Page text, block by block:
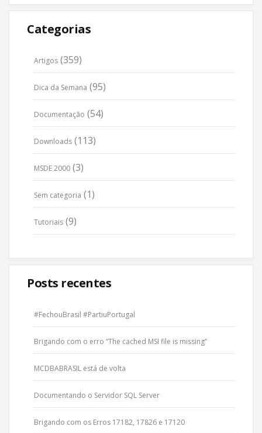
Categorias
Artigos (359)
Dica da Semana (95)
Documentação (54)
Downloads (113)
MSDE 2000 (3)
Sem categoria (1)
Tutoriais (9)
Posts recentes
#FechouBrasil #PartiuPortugal
Brigando com o erro “The cached MSI file is missing”
MCDBABRASIL está de volta
Documentando o Servidor SQL Server
Brigando com os Erros 17182, 17826 e 17120